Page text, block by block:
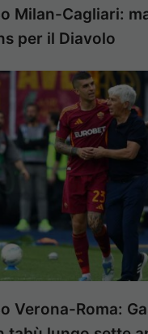
Milan-Cagliari:
per il Diavolo
Verona-Roma: